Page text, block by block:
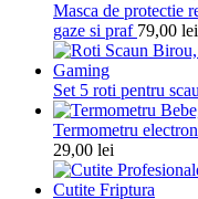
Masca de protectie
gaze si praf 79,00 lei
Set 5 roti pentru
Termometru
29,00 lei